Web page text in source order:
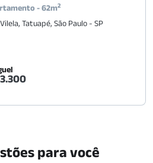
-62m2
, Tatuapé, São Paulo - SP
para você